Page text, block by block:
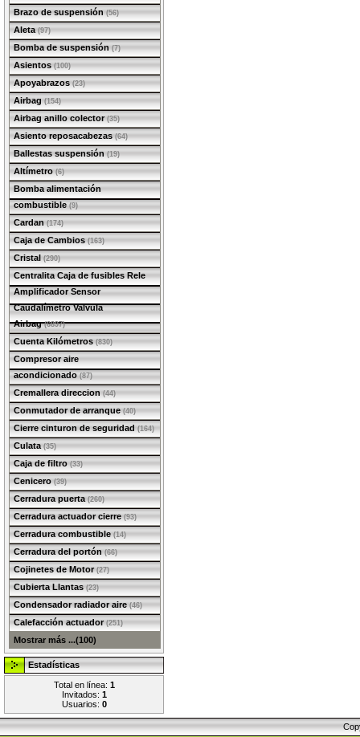
Brazo de suspensión (56)
Aleta (97)
Bomba de suspensión (7)
Asientos (100)
Apoyabrazos (23)
Airbag (154)
Airbag anillo colector (35)
Asiento reposacabezas (64)
Ballestas suspensión (19)
Altímetro (6)
Bomba alimentación
combustible(9)
Cardan (174)
Caja de Cambios (163)
Cristal (290)
Centralita Caja de fusibles Rele
Amplificador Sensor
Caudalímetro Valvula
Airbag(6897)
Cuenta Kilómetros (830)
Compresor aire
acondicionado(87)
Cremallera direccion (44)
Conmutador de arranque (40)
Cierre cinturon de seguridad (164)
Culata (35)
Caja de filtro (33)
Cenicero (39)
Cerradura puerta (260)
Cerradura actuador cierre (93)
Cerradura combustible (14)
Cerradura del portón (66)
Cojinetes de Motor (27)
Cubierta Llantas (23)
Condensador radiador aire (46)
Calefacción actuador (251)
Mostrar más ...(100)
Estadísticas
Total en línea: 1
Invitados: 1
Usuarios: 0